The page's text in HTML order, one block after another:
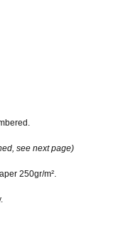
see next page)
250gr/m².